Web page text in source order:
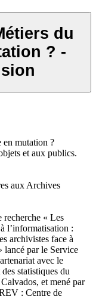
du
? -
en mutation ?
et aux publics.
aux Archives
recherche « Les
l’informatisation :
archivistes face à
lancé par le Service
avec le
statistiques du
et mené par
: Centre de